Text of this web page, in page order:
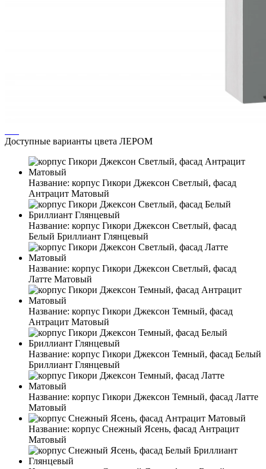
Доступные варианты цвета ЛЕРОМ
Название: корпус Гикори Джексон Светлый, фасад
Антрацит Матовый
Название: корпус Гикори Джексон Светлый, фасад
Белый Бриллиант Глянцевый
Название: корпус Гикори Джексон Светлый, фасад
Латте Матовый
Название: корпус Гикори Джексон Темный, фасад
Антрацит Матовый
Название: корпус Гикори Джексон Темный, фасад Белый
Бриллиант Глянцевый
Название: корпус Гикори Джексон Темный, фасад Латте
Матовый
Название: корпус Снежный Ясень, фасад Антрацит
Матовый